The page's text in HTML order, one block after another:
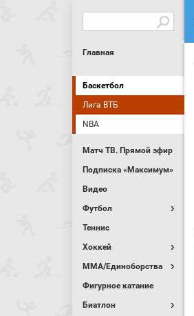
Главная
Баскетбол
Лига ВТБ
NBA
Матч ТВ. Прямой эфир
Подписка «Максимум»
Видео
Футбол
Теннис
Хоккей
MMA/Единоборства
Фигурное катание
Биатлон